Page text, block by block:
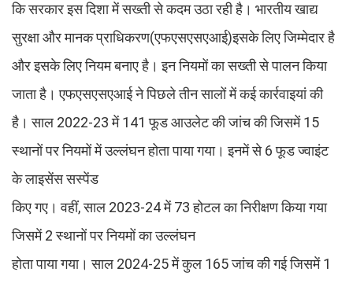
कि सरकार इस दिशा में सख्ती से कदम उठा रही है। भारतीय खाद्य
सुरक्षा और मानक प्राधिकरण(एफएसएसएआई)इसके लिए जिम्मेदार है
और इसके लिए नियम बनाए है। इन नियमों का सख्ती से पालन किया
जाता है। एफएसएसएआई ने पिछले तीन सालों में कई कार्रवाइयां की
है। साल 2022-23 में 141 फूड आउलेट की जांच की जिसमें 15
स्थानों पर नियमों में उल्लंघन होता पाया गया। इनमें से 6 फूड ज्वाइंट
के लाइसेंस सस्पेंड
किए गए। वहीं, साल 2023-24 में 73 होटल का निरीक्षण किया गया
जिसमें 2 स्थानों पर नियमों का उल्लंघन
होता पाया गया। साल 2024-25 में कुल 165 जांच की गई जिसमें 1